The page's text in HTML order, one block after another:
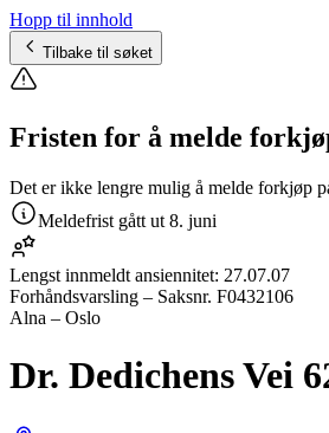
Hopp til innhold
Tilbake til søket
Fristen for å melde
Det er ikke lengre mulig å melde forkjøp
Meldefrist gått ut 8. juni
Lengst innmeldt ansiennitet: 27.07.07
Forhåndsvarsling – Saksnr. F0432106
Alna – Oslo
Dr. Dedichens Vei